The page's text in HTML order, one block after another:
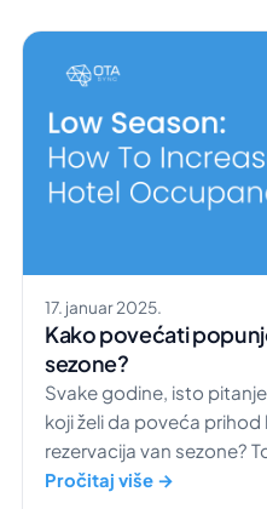
17. januar 2025.
Kako povećati
sezone?
Svake godine, isto
koji želi da poveća
rezervacija van sezone?
funkcioniše odlično,
Pročitaj više →